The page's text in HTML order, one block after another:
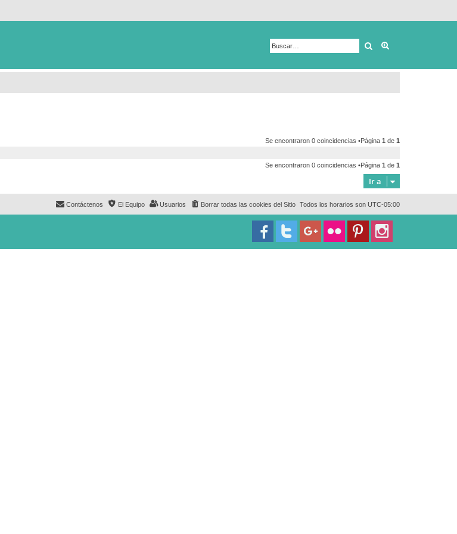
Buscar
Se encontraron 0 coincidencias •Página 1 de 1
Se encontraron 0 coincidencias •Página 1 de 1
Ir a
Todos los horarios son UTC-05:00
Borrar todas las cookies del Sitio
Usuarios
El Equipo
Contáctenos